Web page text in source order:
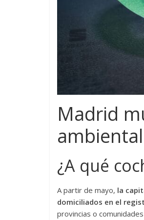
Madrid
ambiental
¿A qué
A partir de mayo, la
domiciliados en el
provincias o